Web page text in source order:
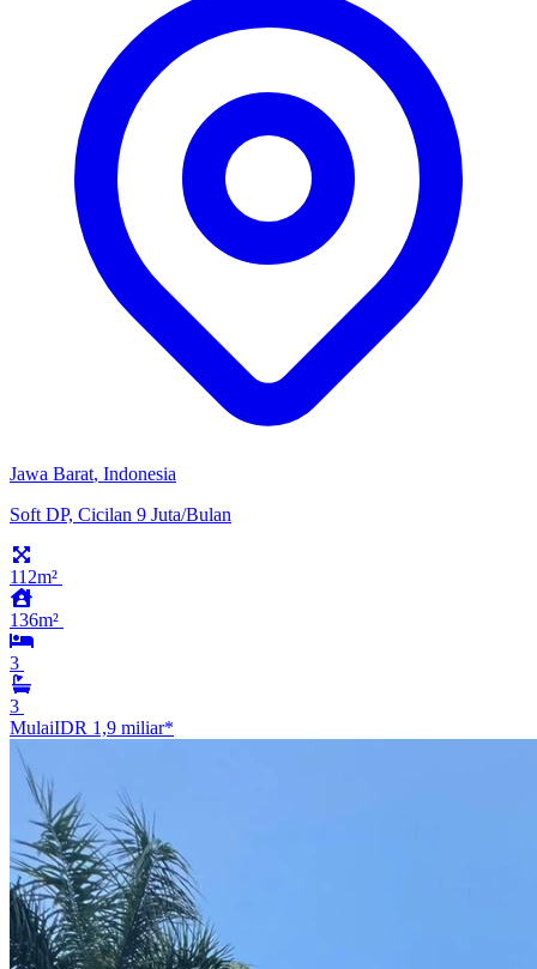
Jawa Barat, Indonesia
Soft DP, Cicilan 9 Juta/Bulan
112m²
136m²
3
3
MulaiIDR 1,9 miliar*